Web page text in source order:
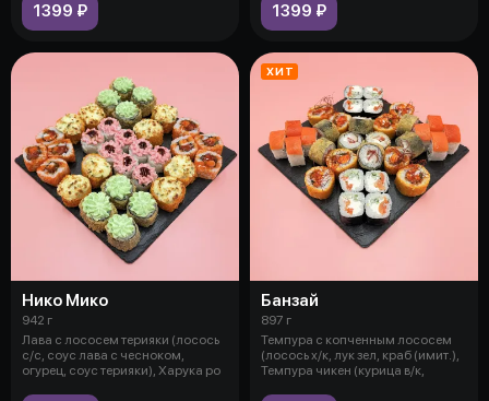
1399 ₽ 1399 ₽
Нико Мико
942 г
Лава с лососем терияки (лосось
с/с, соус лава с чесноком,
огурец, соус терияки), Харука ро
ХИТ
Банзай
897 г
Темпура с копченным лососем
(лосось х/к, лук зел, краб (имит.),
Темпура чикен (курица в/к,